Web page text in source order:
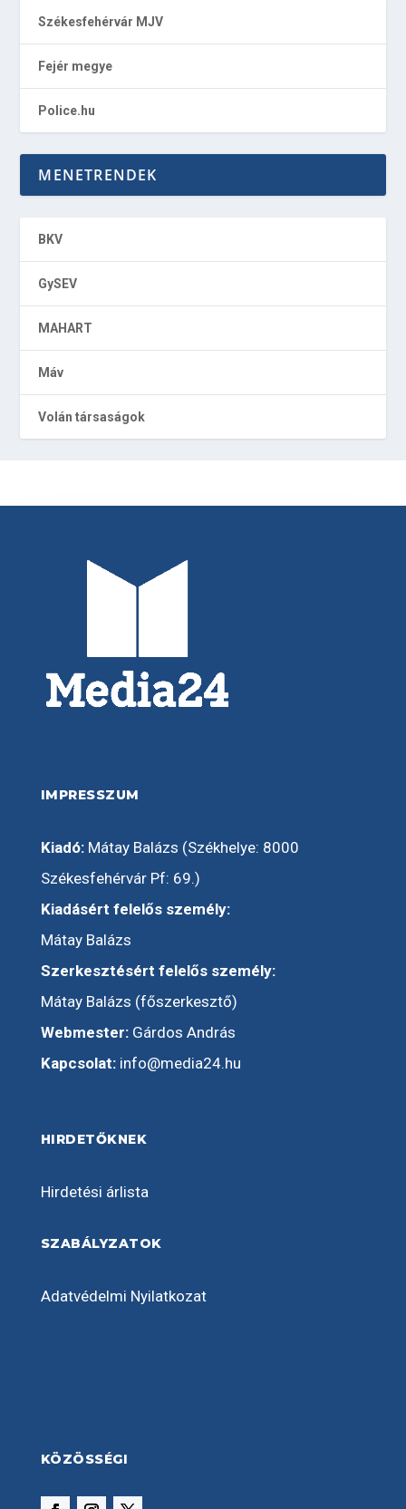
Székesfehérvár MJV
Fejér megye
Police.hu
MENETRENDEK
BKV
GySEV
MAHART
Máv
Volán társaságok
IMPRESSZUM
Kiadó:Mátay Balázs (Székhelye: 8000
Székesfehérvár Pf: 69.)
Kiadásért felelős személy:
Mátay Balázs
Szerkesztésért felelős személy:
Mátay Balázs (főszerkesztő)
Webmester:Gárdos András
Kapcsolat: info@media24.hu
HIRDETŐKNEK
Hirdetési árlista
SZABÁLYZATOK
Adatvédelmi Nyilatkozat
KÖZÖSSÉGI